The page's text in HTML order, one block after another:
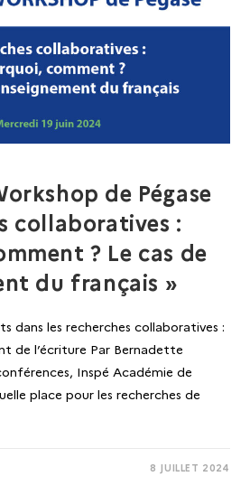
de Pégase
collaboratives :
? Le cas de
du français »
dans les recherches collaboratives :
de l’écriture Par Bernadette
Inspé Académie de
place pour les recherches de
8 JUILLET 2024